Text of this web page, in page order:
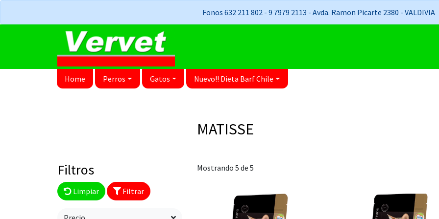
Fonos 632 211 802 - 9 7979 2113 - Avda. Ramon Picarte 2380 - VALDIVIA
Home Perros Gatos Nuevo!! Dieta Barf Chile
MATISSE
Filtros
Limpiar Filtrar
Mostrando 5 de 5